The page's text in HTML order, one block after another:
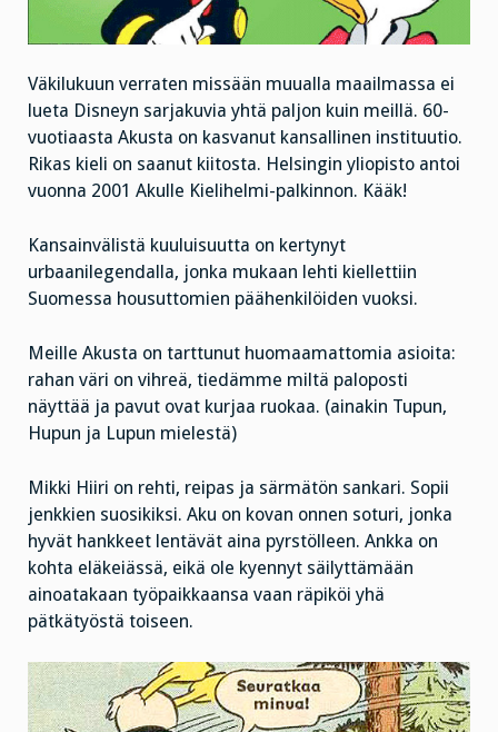
Väkilukuun verraten missään muualla maailmassa ei
lueta Disneyn sarjakuvia yhtä paljon kuin meillä. 60-
vuotiaasta Akusta on kasvanut kansallinen instituutio.
Rikas kieli on saanut kiitosta. Helsingin yliopisto antoi
vuonna 2001 Akulle Kielihelmi-palkinnon. Kääk!
Kansainvälistä kuuluisuutta on kertynyt
urbaanilegendalla, jonka mukaan lehti kiellettiin
Suomessa housuttomien päähenkilöiden vuoksi.
Meille Akusta on tarttunut huomaamattomia asioita:
rahan väri on vihreä, tiedämme miltä paloposti
näyttää ja pavut ovat kurjaa ruokaa. (ainakin Tupun,
Hupun ja Lupun mielestä)
Mikki Hiiri on rehti, reipas ja särmätön sankari. Sopii
jenkkien suosikiksi. Aku on kovan onnen soturi, jonka
hyvät hankkeet lentävät aina pyrstölleen. Ankka on
kohta eläkeiässä, eikä ole kyennyt säilyttämään
ainoatakaan työpaikkaansa vaan räpiköi yhä
pätkätyöstä toiseen.